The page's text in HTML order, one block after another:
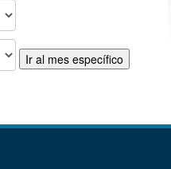
Ir al mes específico